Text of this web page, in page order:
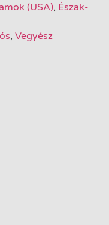
(USA), Észak-
, Vegyész